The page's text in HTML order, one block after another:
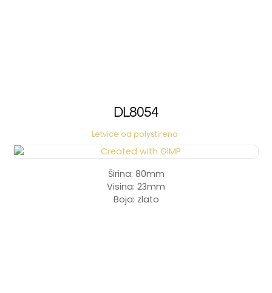
DL8054
Letvice od polystirena
Širina: 80mm
Visina: 23mm
Boja: zlato